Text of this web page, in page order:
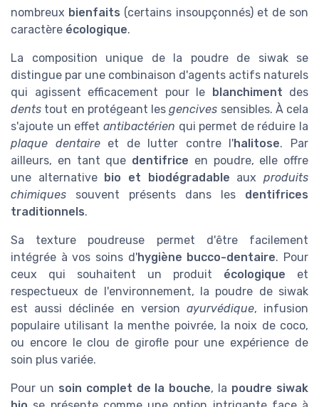
nombreux bienfaits (certains insoupçonnés) et de son
caractère écologique.
La composition unique de la poudre de siwak se
distingue par une combinaison d'agents actifs naturels
qui agissent efficacement pour le blanchiment des
dents tout en protégeant lesgencives sensibles. À cela
s'ajoute un effet antibactérien qui permet de réduire la
plaque dentaireet de lutter contre l'halitose. Par
ailleurs, en tant que dentifrice en poudre, elle offre
une alternative bio et biodégradable auxproduits
chimiques souvent présents dans les dentifrices
traditionnels.
Sa texture poudreuse permet d'être facilement
intégrée à vos soins d'hygiène bucco-dentaire. Pour
ceux qui souhaitent un produit écologique et
respectueux de l'environnement, la poudre de siwak
est aussi déclinée en version ayurvédique, infusion
populaire utilisant la menthe poivrée, la noix de coco,
ou encore le clou de girofle pour une expérience de
soin plus variée.
Pour un soin complet de la bouche, la poudre siwak